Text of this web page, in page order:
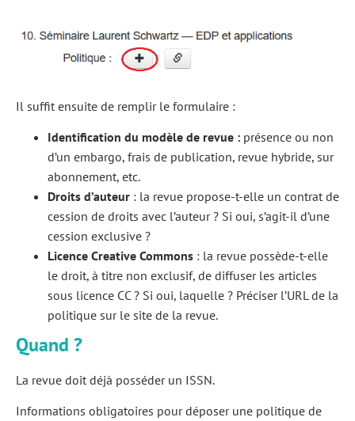
Il suffit ensuite de remplir le formulaire :
Identification du modèle de revue : présence ou non
d’un embargo, frais de publication, revue hybride, sur
abonnement, etc.
Droits d’auteur : la revue propose-t-elle un contrat de
cession de droits avec l’auteur ? Si oui, s’agit-il d’une
cession exclusive ?
Licence Creative Commons : la revue possède-t-elle
le droit, à titre non exclusif, de diffuser les articles
sous licence CC ? Si oui, laquelle ? Préciser l’URL de la
politique sur le site de la revue.
Quand ?
La revue doit déjà posséder un ISSN.
Informations obligatoires pour déposer une politique de